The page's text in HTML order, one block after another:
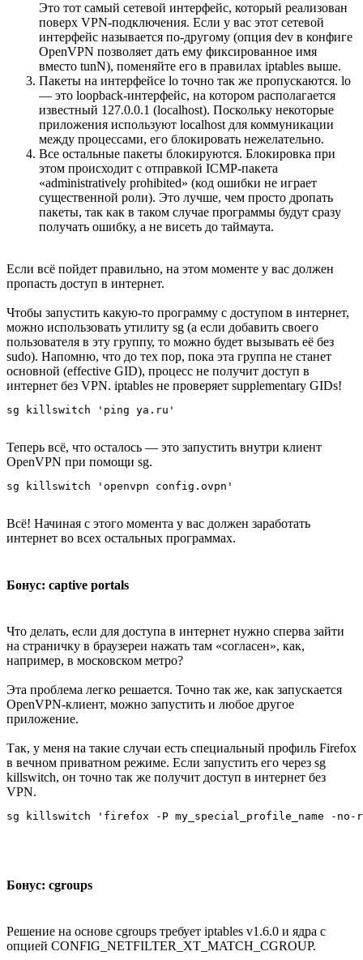
Это тот самый сетевой интерфейс, который реализован
поверх VPN-подключения. Если у вас этот сетевой
интерфейс называется по-другому (опция dev в конфиге
OpenVPN позволяет дать ему фиксированное имя
вместо tunN), поменяйте его в правилах iptables выше.
Пакеты на интерфейсе lo точно так же пропускаются. lo
— это loopback-интерфейс, на котором располагается
известный 127.0.0.1 (localhost). Поскольку некоторые
приложения используют localhost для коммуникации
между процессами, его блокировать нежелательно.
Все остальные пакеты блокируются. Блокировка при
этом происходит с отправкой ICMP-пакета
«administratively prohibited» (код ошибки не играет
существенной роли). Это лучше, чем просто дропать
пакеты, так как в таком случае программы будут сразу
получать ошибку, а не висеть до таймаута.
Если всё пойдет правильно, на этом моменте у вас должен
пропасть доступ в интернет.
Чтобы запустить какую-то программу с доступом в интернет,
можно использовать утилиту sg (а если добавить своего
пользователя в эту группу, то можно будет вызывать её без
sudo). Напомню, что до тех пор, пока эта группа не станет
основной (effective GID), процесс не получит доступ в
интернет без VPN. iptables не проверяет supplementary GIDs!
Теперь всё, что осталось — это запустить внутри клиент
OpenVPN при помощи sg.
Всё! Начиная с этого момента у вас должен заработать
интернет во всех остальных программах.
Бонус: captive portals
Что делать, если для доступа в интернет нужно сперва зайти
на страничку в браузереи нажать там «согласен», как,
например, в московском метро?
Эта проблема легко решается. Точно так же, как запускается
OpenVPN-клиент, можно запустить и любое другое
приложение.
Так, у меня на такие случаи есть специальный профиль Firefox
в вечном приватном режиме. Если запустить его через sg
killswitch, он точно так же получит доступ в интернет без
VPN.
Бонус: cgroups
Решение на основе cgroups требует iptables v1.6.0 и ядра с
опцией CONFIG_NETFILTER_XT_MATCH_CGROUP.